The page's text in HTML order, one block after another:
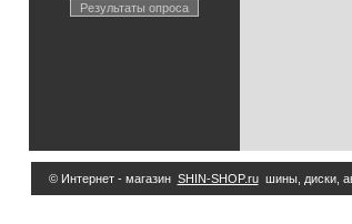
Результаты опроса
© Интернет - магазин SHIN-SHOP.ruшины, диски,